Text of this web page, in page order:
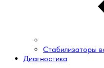
Стабилизаторы
Диагностика